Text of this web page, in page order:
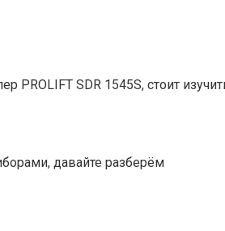
PROLIFT SDR 1545S, стоит
давайте разберём